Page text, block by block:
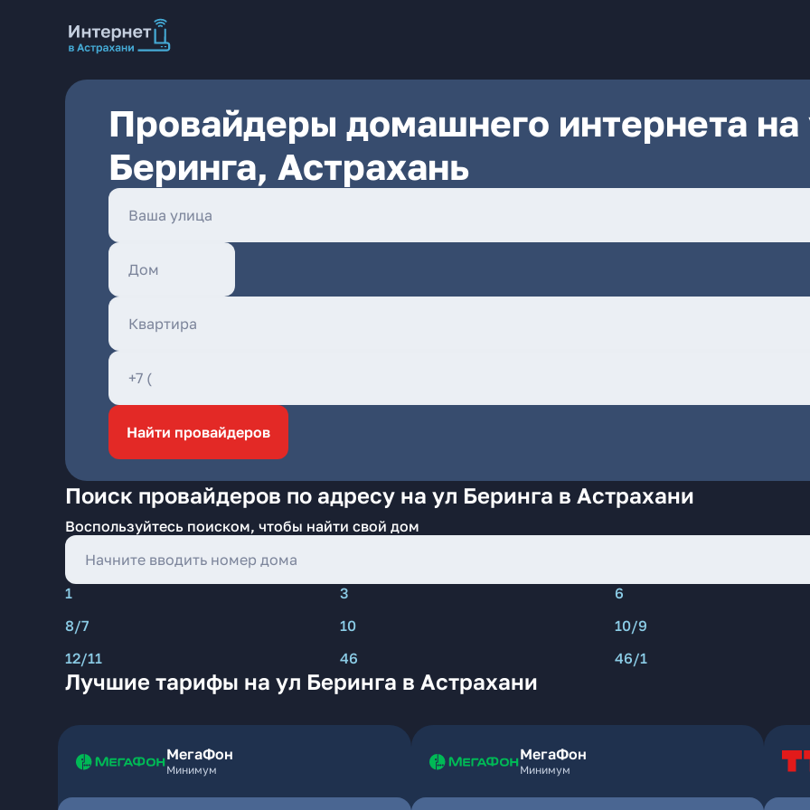
Провайдеры домашнего интернета на
Беринга, Астрахань
Найти провайдеров
Поиск провайдеров по адресу на ул Беринга в Астрахани
Воспользуйтесь поиском, чтобы найти свой дом
1 3 6
8/7
10 10/9
12/11
46 46/1
Лучшие тарифы на ул Беринга в Астрахани
МегаФон
Минимум
МегаФон
Минимум